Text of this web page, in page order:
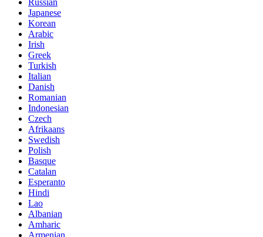
Japanese
Korean
Arabic
Irish
Greek
Turkish
Italian
Danish
Romanian
Indonesian
Czech
Afrikaans
Swedish
Polish
Basque
Catalan
Esperanto
Hindi
Lao
Albanian
Amharic
Armenian